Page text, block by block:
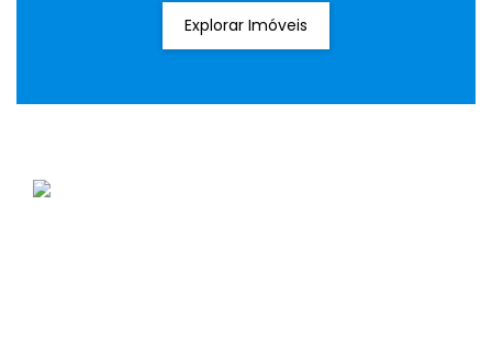
Explorar Imóveis